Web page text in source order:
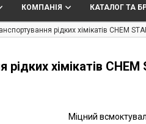
КОМПАНІЯ КАТАЛОГ ТА
рідких хімікатів CHEM
хімікатів CHEM
Міцний